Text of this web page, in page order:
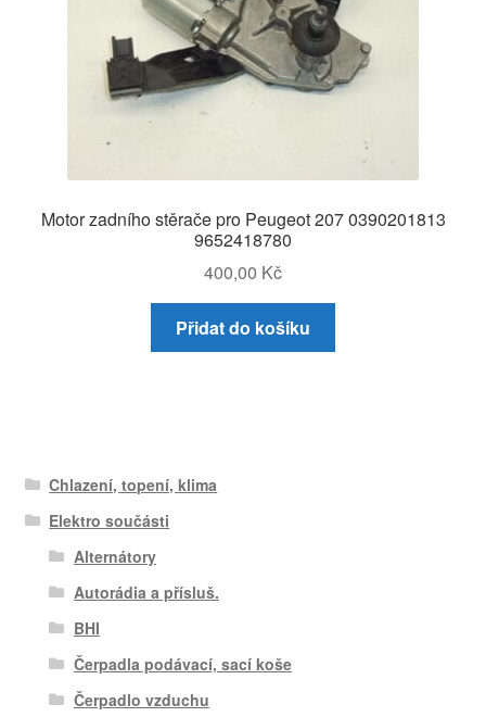
Motor zadního stěrače pro Peugeot 207 0390201813
9652418780
400,00 Kč
Přidat do košíku
Chlazení, topení, klima
Elektro součásti
Alternátory
Autorádia a přísluš.
BHI
Čerpadla podávací, sací koše
Čerpadlo vzduchu